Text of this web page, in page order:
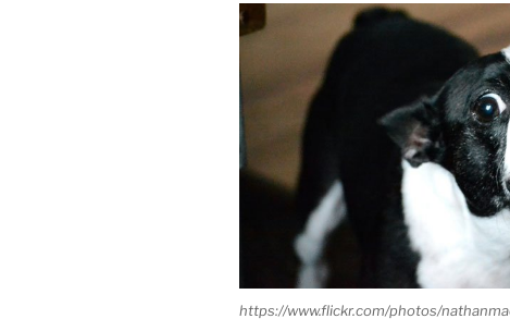
https://www.flickr.com/photos/